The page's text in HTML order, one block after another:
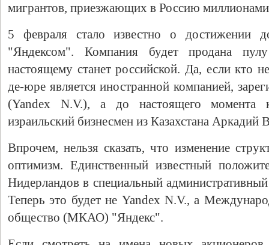
мигрантов, приезжающих в Россию
5 февраля стало известно о достижении
"Яндексом". Компания будет продана
настоящему станет российской. Да, если кто
де-юре является иностранной компанией,
(Yandex N.V.), а до настоящего момента
израильский бизнесмен из Казахстана Аркадий
Впрочем, нельзя сказать, что изменение
оптимизм. Единственный известный
Нидерландов в специальный
Теперь это будет не Yandex N.V., а
общество (МКАО) "Яндекс".